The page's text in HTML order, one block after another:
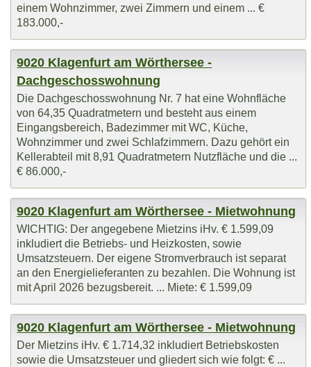
einem Wohnzimmer, zwei Zimmern und einem ... €
183.000,-
9020 Klagenfurt am Wörthersee -
Dachgeschosswohnung
Die Dachgeschosswohnung Nr. 7 hat eine Wohnfläche
von 64,35 Quadratmetern und besteht aus einem
Eingangsbereich, Badezimmer mit WC, Küche,
Wohnzimmer und zwei Schlafzimmern. Dazu gehört ein
Kellerabteil mit 8,91 Quadratmetern Nutzfläche und die ...
€ 86.000,-
9020 Klagenfurt am Wörthersee - Mietwohnung
WICHTIG: Der angegebene Mietzins iHv. € 1.599,09
inkludiert die Betriebs- und Heizkosten, sowie
Umsatzsteuern. Der eigene Stromverbrauch ist separat
an den Energielieferanten zu bezahlen. Die Wohnung ist
mit April 2026 bezugsbereit. ... Miete: € 1.599,09
9020 Klagenfurt am Wörthersee - Mietwohnung
Der Mietzins iHv. € 1.714,32 inkludiert Betriebskosten
sowie die Umsatzsteuer und gliedert sich wie folgt: € ...